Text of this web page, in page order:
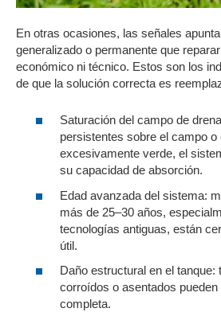
En otras ocasiones, las señales
generalizado o permanente que
económico ni técnico. Estos son los
de que la solución correcta es
Saturación del campo de
persistentes sobre el campo o
excesivamente verde, el
su capacidad de absorción.
Edad avanzada del sistema:
más de 25–30 años,
tecnologías antiguas, están
útil.
Daño estructural en el tanque:
corroídos o asentados
completa.